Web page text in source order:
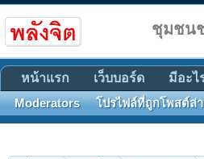
ชุมชน
หน้าแรก เว็บบอร์ด มีอะไ
Moderators โปรไฟล์ที่ถูกโพสต์ล่